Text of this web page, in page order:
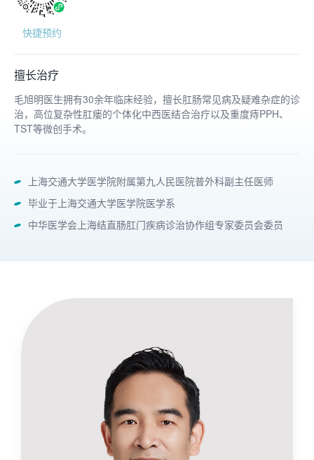
快捷预约
擅长治疗
毛旭明医生拥有30余年临床经验，擅长肛肠常见病及疑难杂症的诊
治，高位复杂性肛瘘的个体化中西医结合治疗以及重度痔PPH、
TST等微创手术。
上海交通大学医学院附属第九人民医院普外科副主任医师
毕业于上海交通大学医学院医学系
中华医学会上海结直肠肛门疾病诊治协作组专家委员会委员